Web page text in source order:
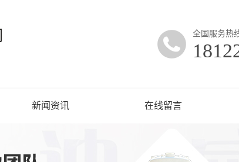
全国服务热
新闻资讯 在线留言